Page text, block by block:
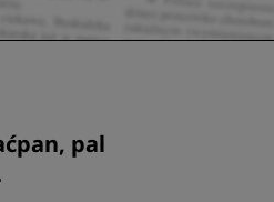
pal